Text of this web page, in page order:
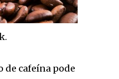
de cafeína pode